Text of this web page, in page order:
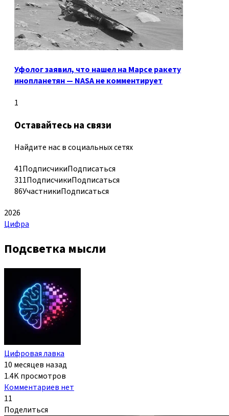
Уфолог заявил, что нашел на Марсе ракету
инопланетян — NASA не комментирует
1
Оставайтесь на связи
Найдите нас в социальных сетях
41ПодписчикиПодписаться
311ПодписчикиПодписаться
86УчастникиПодписаться
2026
Цифра
Подсветка мысли
Цифровая лавка
10 месяцев назад
1.4K просмотров
Комментариев нет
11
Поделиться